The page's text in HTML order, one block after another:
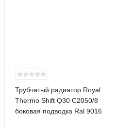
Трубчатый радиатор Royal
Thermo Shift Q30 C2050/8
боковая подводка Ral 9016